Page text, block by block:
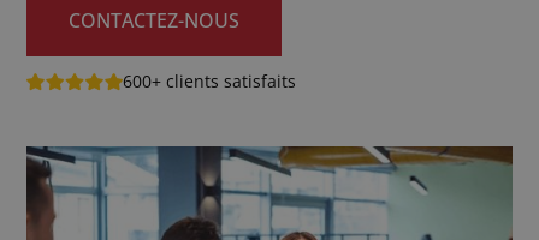
CONTACTEZ-NOUS
600+ clients satisfaits